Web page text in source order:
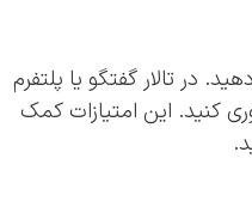
در تالار گفتگو یا پلتفرم
کنید. این امتیازات کمک